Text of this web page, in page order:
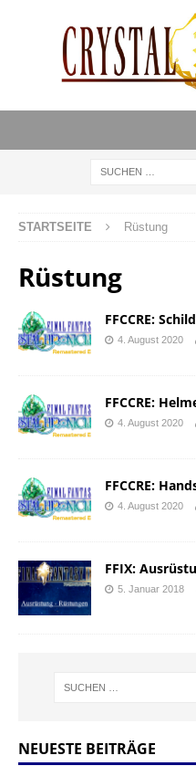
STARTSEITE Rüstung
Rüstung
FFCCRE:
4. August 2020
FFCCRE:
4. August 2020
FFCCRE:
4. August 2020
FFIX:
5. Januar 2018
NEUESTE BEITRÄGE